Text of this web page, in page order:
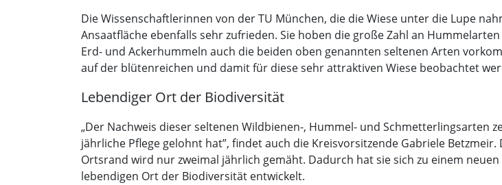
Die Wissenschaftlerinnen von der TU München, die die Wiese unter die Lupe
Ansaatfläche ebenfalls sehr zufrieden. Sie hoben die große Zahl an
Erd- und Ackerhummeln auch die beiden oben genannten seltenen Arten
auf der blütenreichen und damit für diese sehr attraktiven Wiese beobachtet
Lebendiger Ort der Biodiversität
„Der Nachweis dieser seltenen Wildbienen-, Hummel- und Schmetterlingsarten
jährliche Pflege gelohnt hat”, findet auch die Kreisvorsitzende Gabriele
Ortsrand wird nur zweimal jährlich gemäht. Dadurch hat sie sich zu einem
lebendigen Ort der Biodiversität entwickelt.